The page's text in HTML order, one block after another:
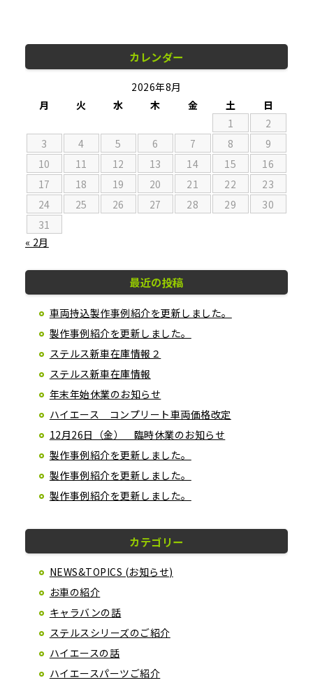
カレンダー
2026年8月
月
火 水 木 金 土
日
1
2
3
4 5 6 7 8
9
10
11 12 13 14 15
16
17
18 19 20 21 22
23
24
25 26 27 28 29
30
31
« 2月
最近の投稿
車両持込製作事例紹介を更新しました。
製作事例紹介を更新しました。
ステルス新車在庫情報２
ステルス新車在庫情報
年末年始休業のお知らせ
ハイエース コンプリート車両価格改定
12月26日（金） 臨時休業のお知らせ
製作事例紹介を更新しました。
製作事例紹介を更新しました。
製作事例紹介を更新しました。
カテゴリー
NEWS&TOPICS (お知らせ)
お車の紹介
キャラバンの話
ステルスシリーズのご紹介
ハイエースの話
ハイエースパーツご紹介